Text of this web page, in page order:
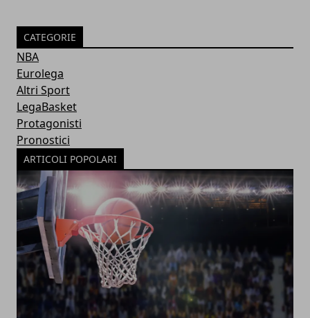
CATEGORIE
NBA
Eurolega
Altri Sport
LegaBasket
Protagonisti
Pronostici
ARTICOLI POPOLARI